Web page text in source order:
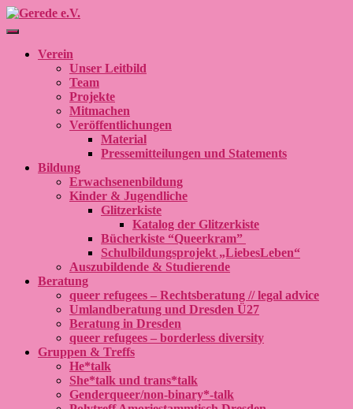
Navigation umschalten
Verein
Unser Leitbild
Team
Projekte
Mitmachen
Veröffentlichungen
Material
Pressemitteilungen und Statements
Bildung
Erwachsenenbildung
Kinder & Jugendliche
Glitzerkiste
Katalog der Glitzerkiste
Bücherkiste “Queerkram”
Schulbildungsprojekt „LiebesLeben“
Auszubildende & Studierende
Beratung
queer refugees – Rechtsberatung // legal advice
Umlandberatung und Dresden Ü27
Beratung in Dresden
queer refugees – borderless diversity
Gruppen & Treffs
He*talk
She*talk und trans*talk
Genderqueer/non-binary*-talk